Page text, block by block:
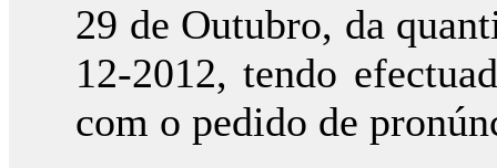
29 de Outubro, da
12-2012, tendo
com o pedido de